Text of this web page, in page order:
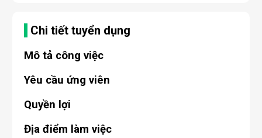
Chi tiết tuyển dụng
Mô tả công việc
Yêu cầu ứng viên
Quyền lợi
Địa điểm làm việc